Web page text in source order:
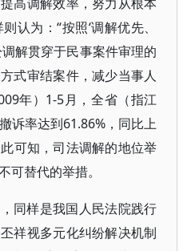
认为：“按照‘调解优先、
解贯穿于民事案件审理的
式审结案件，减少当事人
年）1-5月，全省（指江
诉率达到61.86%，同比上
可知，司法调解的地位举
可替代的举措。
同样是我国人民法院践行
祥视多元化纠纷解决机制